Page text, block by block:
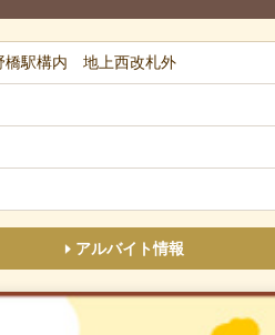
橋駅構内 地上西改札外
アルバイト情報